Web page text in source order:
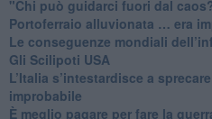
"Chi può guidarci fuori dal
​Portoferraio alluvionata … era
Le conseguenze mondiali
​Gli Scilipoti USA
L’Italia s’intestardisce a
improbabile
È meglio pagare per fare la